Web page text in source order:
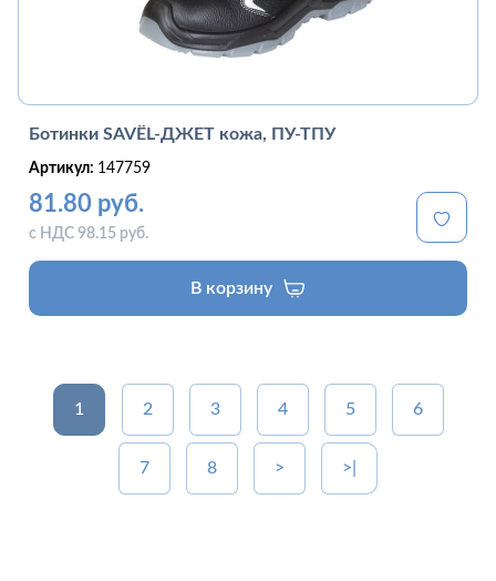
Ботинки SAVЁL-ДЖЕТ кожа, ПУ-ТПУ
Артикул: 147759
81.80 руб.
с НДС 98.15 руб.
В корзину
1 2 3 4 5 6
7 8 > >|